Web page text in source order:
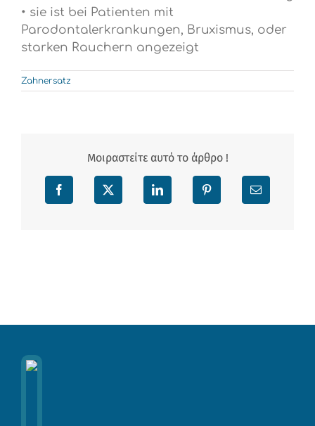
• sie ist bei Patienten mit
Parodontalerkrankungen, Bruxismus, oder
starken Rauchern angezeigt
Zahnersatz
Μοιραστείτε αυτό το άρθρο !
Facebook X LinkedIn Pinterest Email